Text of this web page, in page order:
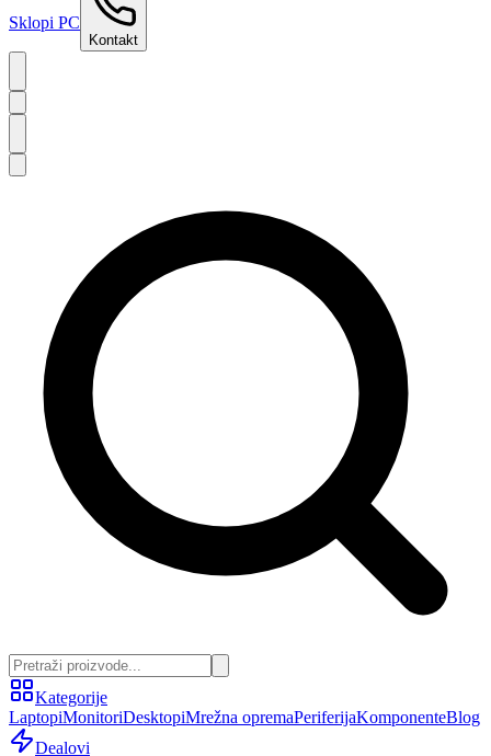
Sklopi PC
Kontakt
Kategorije
LaptopiMonitoriDesktopiMrežna opremaPeriferijaKomponenteBlog
Dealovi